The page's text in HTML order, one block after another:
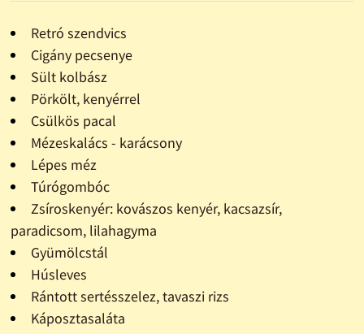
Retró szendvics
Cigány pecsenye
Sült kolbász
Pörkölt, kenyérrel
Csülkös pacal
Mézeskalács - karácsony
Lépes méz
Túrógombóc
Zsíroskenyér: kovászos kenyér, kacsazsír,
paradicsom, lilahagyma
Gyümölcstál
Húsleves
Rántott sertésszelez, tavaszi rizs
Káposztasaláta